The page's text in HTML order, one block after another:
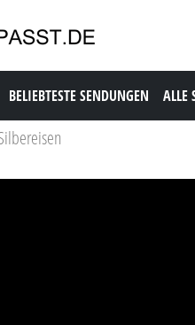
BELIEBTESTE SENDUNGEN ALLE